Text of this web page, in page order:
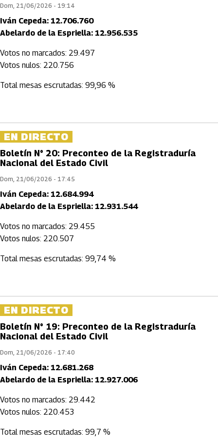
Dom, 21/06/2026 - 19:14
Iván Cepeda: 12.706.760
Abelardo de la Espriella: 12.956.535
Votos no marcados: 29.497
Votos nulos: 220.756
Total mesas escrutadas: 99,96 %
EN DIRECTO
Boletín N° 20: Preconteo de la Registraduría
Nacional del Estado Civil
Dom, 21/06/2026 - 17:45
Iván Cepeda: 12.684.994
Abelardo de la Espriella: 12.931.544
Votos no marcados: 29.455
Votos nulos: 220.507
Total mesas escrutadas: 99,74 %
EN DIRECTO
Boletín N° 19: Preconteo de la Registraduría
Nacional del Estado Civil
Dom, 21/06/2026 - 17:40
Iván Cepeda: 12.681.268
Abelardo de la Espriella: 12.927.006
Votos no marcados: 29.442
Votos nulos: 220.453
Total mesas escrutadas: 99,7 %